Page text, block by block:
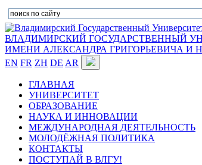
ВЛАДИМИРСКИЙ ГОСУДАРСТВЕННЫЙ
ИМЕНИ АЛЕКСАНДРА ГРИГОРЬЕВИЧА И
EN FR ZH DE AR
ГЛАВНАЯ
УНИВЕРСИТЕТ
ОБРАЗОВАНИЕ
НАУКА И ИННОВАЦИИ
МЕЖДУНАРОДНАЯ ДЕЯТЕЛЬНОСТЬ
МОЛОДЁЖНАЯ ПОЛИТИКА
КОНТАКТЫ
ПОСТУПАЙ В ВЛГУ!